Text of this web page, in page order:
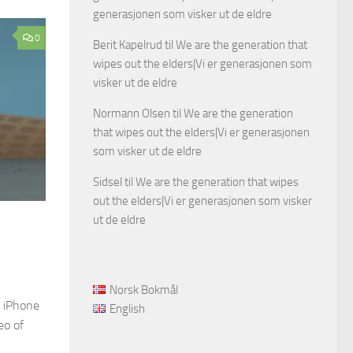
0
of
generasjonen som visker ut de eldre
Berit Kapelrud til We are the generation that
wipes out the elders|Vi er generasjonen som
visker ut de eldre
Normann Olsen til We are the generation
that wipes out the elders|Vi er generasjonen
som visker ut de eldre
Sidsel til We are the generation that wipes
out the elders|Vi er generasjonen som visker
ut de eldre
Norsk Bokmål
English